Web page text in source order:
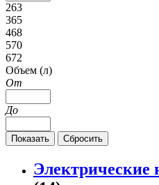
263
365
468
570
672
Объем (л)
От
До
Электрические